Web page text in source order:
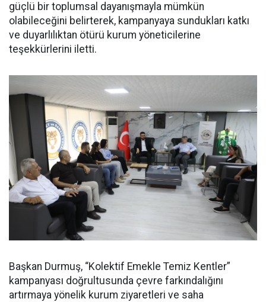
güçlü bir toplumsal dayanışmayla mümkün
olabileceğini belirterek, kampanyaya sundukları katkı
ve duyarlılıktan ötürü kurum yöneticilerine
teşekkürlerini iletti.
Başkan Durmuş, “Kolektif Emekle Temiz Kentler”
kampanyası doğrultusunda çevre farkındalığını
artırmaya yönelik kurum ziyaretleri ve saha